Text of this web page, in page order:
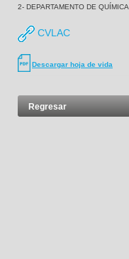
2- DEPARTAMENTO DE QUÍMICA
CVLAC
Descargar hoja de vida
Regresar